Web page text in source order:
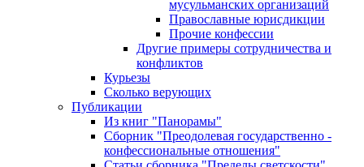
мусульманских организаций
Православные юрисдикции
Прочие конфессии
Другие примеры сотрудничества и
конфликтов
Курьезы
Сколько верующих
Публикации
Из книг "Панорамы"
Сборник "Преодолевая государственно -
конфессиональные отношения"